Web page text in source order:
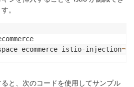
。
ecommerce istio-injection=
と、次のコードを使用してサンプル